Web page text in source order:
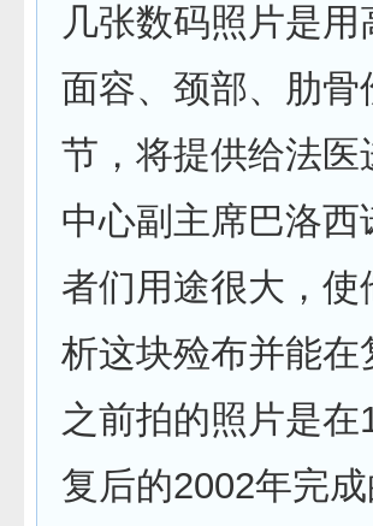
几张数码照片是
面容、颈部、肋
节，将提供给法
中心副主席巴洛西
者们用途很大，
析这块殓布并能在
之前拍的照片是
复后的2002年完